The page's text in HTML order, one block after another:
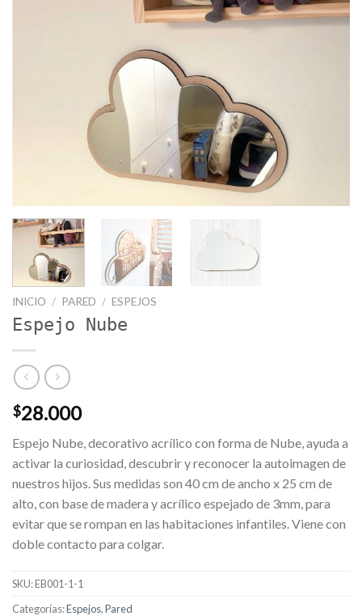
INICIO / PARED / ESPEJOS
Espejo Nube
$28.000
Espejo Nube, decorativo acrílico con forma de Nube, ayuda a
activar la curiosidad, descubrir y reconocer la autoimagen de
nuestros hijos. Sus medidas son 40 cm de ancho x 25 cm de
alto, con base de madera y acrílico espejado de 3mm, para
evitar que se rompan en las habitaciones infantiles. Viene con
doble contacto para colgar.
SKU:EB001-1-1
Categorías:Espejos,Pared